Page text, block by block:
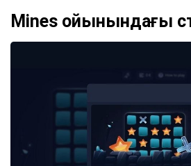
Mines ойынындағы